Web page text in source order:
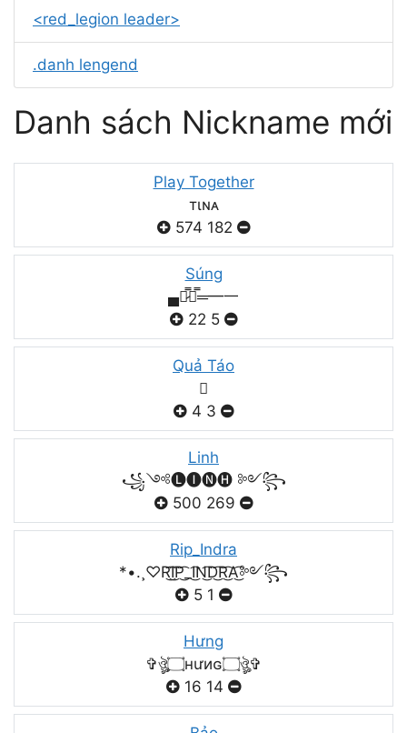
<red_legion leader>
.danh lengend
Danh sách Nickname mới
Play Together
тιɴᴀ
574 182
Súng
▄︻̷̿┻̿═━一
22 5
Quả Táo

4 3
Linh
꧁༺🅛🅘🅝🅗 ༻꧂
500 269
Rip_Indra
*•.¸♡R͜͡I͜͡P͜͡_I͜͡N͜͡D͜͡R͜͡A͜͡༻꧂
5 1
Hưng
✞ঔৣ۝нưиɢ۝ঔৣ✞
16 14